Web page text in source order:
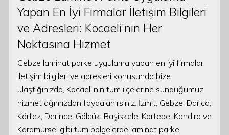
Yapan En İyi Firmalar İletişim Bilgileri
ve Adresleri: Kocaeli’nin Her
Noktasına Hizmet
Gebze laminat parke uygulama yapan en iyi firmalar
iletişim bilgileri ve adresleri konusunda bize
ulaştığınızda, Kocaeli’nin tüm ilçelerine sunduğumuz
hizmet ağımızdan faydalanırsınız. İzmit, Gebze, Darıca,
Körfez, Derince, Gölcük, Başiskele, Kartepe, Kandıra ve
Karamürsel gibi tüm bölgelerde laminat parke